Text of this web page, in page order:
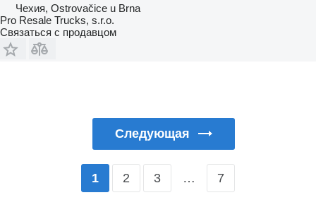
Чехия, Ostrovačice u Brna
Pro Resale Trucks, s.r.o.
Связаться с продавцом
Следующая
1 2 3 … 7